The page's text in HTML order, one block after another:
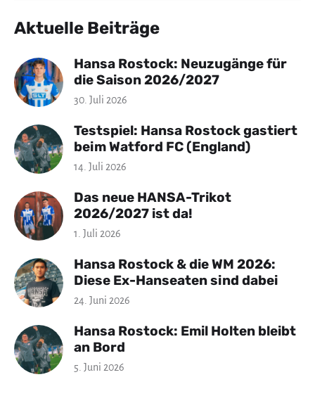
Aktuelle Beiträge
Hansa Rostock: Neuzugänge für
die Saison 2026/2027
30. Juli 2026
Testspiel: Hansa Rostock gastiert
beim Watford FC (England)
14. Juli 2026
Das neue HANSA-Trikot
2026/2027 ist da!
1. Juli 2026
Hansa Rostock & die WM 2026:
Diese Ex-Hanseaten sind dabei
24. Juni 2026
Hansa Rostock: Emil Holten bleibt
an Bord
5. Juni 2026